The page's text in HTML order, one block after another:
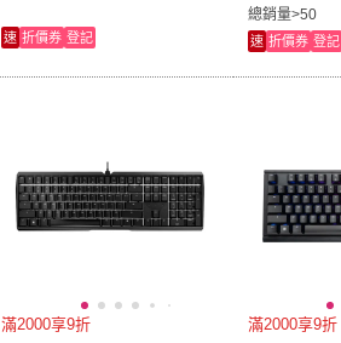
速 折價券 登記
總銷量>50
速 折價券 登記
滿2000享9折 滿2000享9折